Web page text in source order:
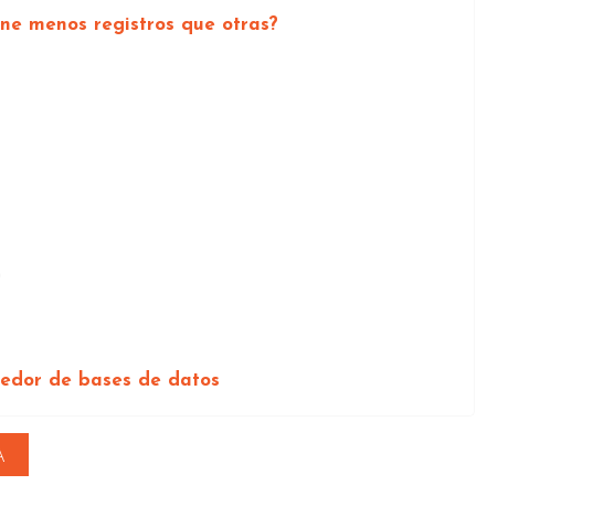
menos registros que otras?
de bases de datos